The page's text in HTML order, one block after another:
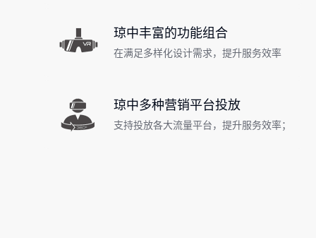
琼中丰富的功能组合
在满足多样化设计需求，提升服务效率
琼中多种营销平台投放
支持投放各大流量平台，提升服务效率；